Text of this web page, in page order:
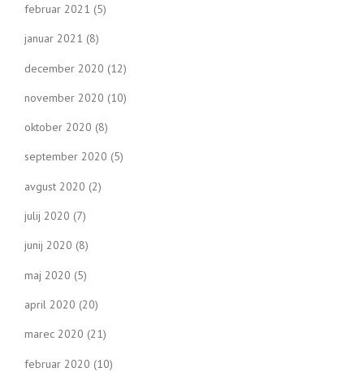
februar 2021 (5)
januar 2021 (8)
december 2020 (12)
november 2020 (10)
oktober 2020 (8)
september 2020 (5)
avgust 2020 (2)
julij 2020 (7)
junij 2020 (8)
maj 2020 (5)
april 2020 (20)
marec 2020 (21)
februar 2020 (10)